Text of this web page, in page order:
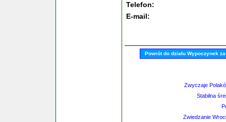
Telefon:
E-mail:
Powrót do działu Wypoczynek
Zwyczaje
Stabilna
Zwiedzanie